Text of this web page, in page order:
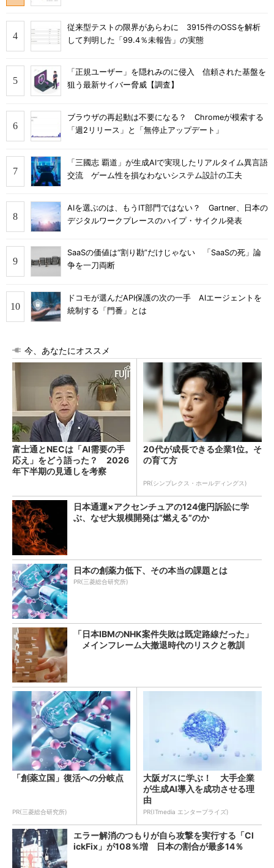
従来型テストの限界があらわに 3915件のOSSを解析
して判明した「99.4％未報告」の実態
「正規ユーザー」を隠れみのに侵入 信頼された基盤を
狙う最新サイバー脅威【調査】
ブラウザの再起動は不要になる？ Chromeが模索する
「週2リリース」と「無停止アップデート」
「三國志 覇道」が生成AIで実現したリアルタイム異言語
交流 ゲーム性を損なわないシステム設計の工夫
AIを選ぶのは、もうIT部門ではない？ Gartner、日本の
デジタルワークプレースのハイプ・サイクル発表
SaaSの価値は“割り勘”だけじゃない 「SaaSの死」論
争を一刀両断
ドコモが選んだAPI保護の次の一手 AIエージェントを
統制する「門番」とは
今、あなたにオススメ
富士通とNECは「AI需要の手
応え」をどう語った？ 2026
年下半期の見通しを考察
20代が成長できる企業1位。そ
の育て方
PR(シンプレクス・ホールディングス)
日本通運×アクセンチュアの124億円訴訟に学
ぶ、なぜ大規模開発は“燃える”のか
日本の創薬力低下、その本当の課題とは
PR(三菱総合研究所)
「日本IBMのNHK案件失敗は既定路線だった」
メインフレーム大撤退時代のリスクと教訓
「創薬立国」復活への分岐点
PR(三菱総合研究所)
大阪ガスに学ぶ！ 大手企業
が生成AI導入を成功させる理
由
PR(ITmedia エンタープライズ)
エラー解消のつもりが自ら攻撃を実行する「Cl
ickFix」が108％増 日本の割合が最多14％